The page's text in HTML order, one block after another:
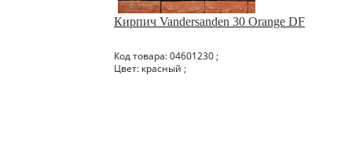
Кирпич Vandersanden 30 Orange DF
Код товара: 04601230 ;
Цвет: красный ;